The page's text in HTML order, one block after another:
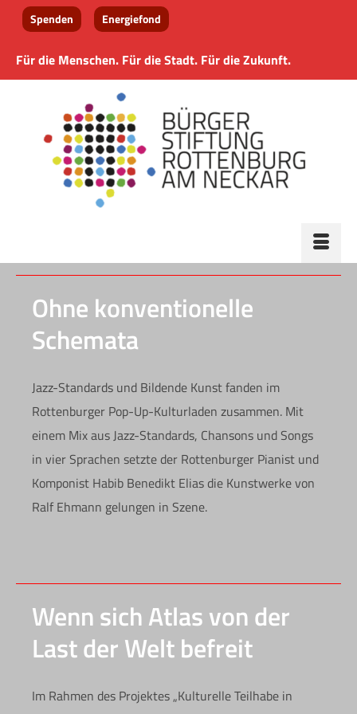
Spenden Energiefond
Für die Menschen. Für die Stadt. Für die Zukunft.
Ohne konventionelle
Schemata
Jazz-Standards und Bildende Kunst fanden im
Rottenburger Pop-Up-Kulturladen zusammen. Mit
einem Mix aus Jazz-Standards, Chansons und Songs
in vier Sprachen setzte der Rottenburger Pianist und
Komponist Habib Benedikt Elias die Kunstwerke von
Ralf Ehmann gelungen in Szene.
Wenn sich Atlas von der
Last der Welt befreit
Im Rahmen des Projektes „Kulturelle Teilhabe in